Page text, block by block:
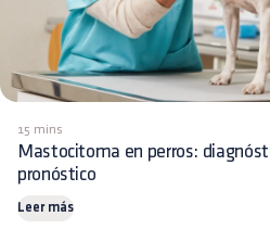
15 mins
Mastocitoma en perros:
pronóstico
Leer más